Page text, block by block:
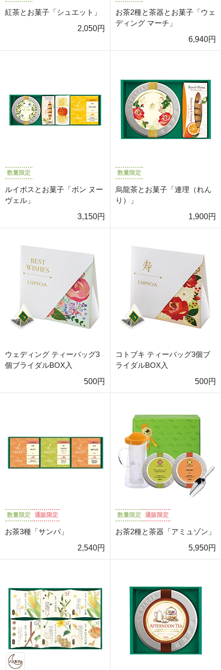
紅茶とお菓子「シュエット」
2,050円
お茶2種と茶器とお菓子「ウェ
ディング マーチ」
6,940円
数量限定
ルイボスとお菓子「ボン ヌー
ヴェル」
3,150円
数量限定
烏龍茶とお菓子「連理（れん
り）」
1,900円
ウェディング ティーバッグ3
個ブライダルBOX入
500円
コトブキ ティーバッグ3個ブ
ライダルBOX入
500円
数量限定 通販限定
お茶3種「サンパ」
2,540円
数量限定 通販限定
お茶2種と茶器「アミュゾン」
5,950円